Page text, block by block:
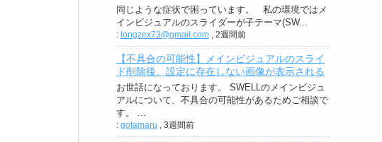
同じような症状で困っています。 私の環境ではメ
インビジュアルのスライダーが子テーマ(SW...
: longzex73@gmail.com 2週間前
【不具合の可能性】メインビジュアルのスライ
ド削除後、設定に存在しない画像が表示される
お世話になっております。 SWELLのメインビジュ
アルについて、不具合の可能性があるためご相談で
す。 ...
: gotamaru 3週間前